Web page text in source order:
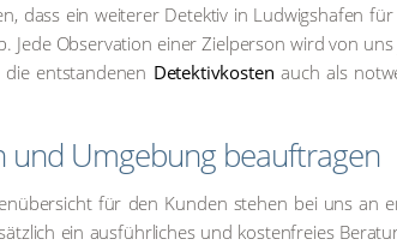
dass ein wei­te­rer Detek­tiv in Lud­wigs­ha­fen
Obser­va­ti­on einer Ziel­per­son wird von
ent­stan­de­nen Detektiv­kosten auch als
und Umge­bung beauf­tra­gen
für den Kun­den ste­hen bei uns an
ein aus­führ­li­ches und kos­ten­frei­es